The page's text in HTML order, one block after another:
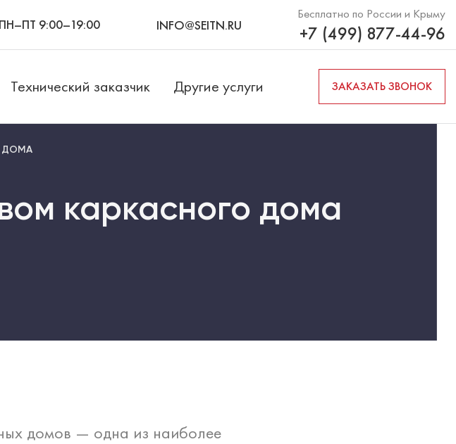
ПН–ПТ 9:00–19:00 INFO@SEITN.RU
Бесплатно по России и Крыму
+7 (499) 877-44-96
Технический заказчик Другие услуги ЗАКАЗАТЬ ЗВОНОК
ДОМА
каркасного дома
домов — одна из наиболее